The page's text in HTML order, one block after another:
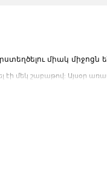
միակ միջոցն
էի մեկ շաբաթով: Այսօր